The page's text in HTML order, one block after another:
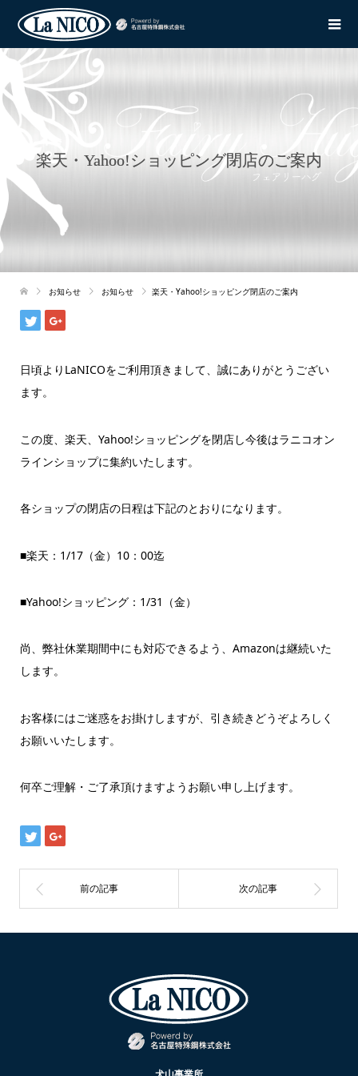
楽天・Yahoo!ショッピング閉店のご案内
お知らせ お知らせ 楽天・Yahoo!ショッピング閉店のご案内
日頃よりLaNICOをご利用頂きまして、誠にありがとうござい
ます。
この度、楽天、Yahoo!ショッピングを閉店し今後はラニコオン
ラインショップに集約いたします。
各ショップの閉店の日程は下記のとおりになります。
■楽天：1/17（金）10：00迄
■Yahoo!ショッピング：1/31（金）
尚、弊社休業期間中にも対応できるよう、Amazonは継続いた
します。
お客様にはご迷惑をお掛けしますが、引き続きどうぞよろしく
お願いいたします。
何卒ご理解・ご了承頂けますようお願い申し上げます。